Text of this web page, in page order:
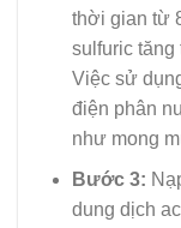
thời gian từ
sulfuric tăng
Việc sử
điện phân
như mong
Bước 3:
dung dịch